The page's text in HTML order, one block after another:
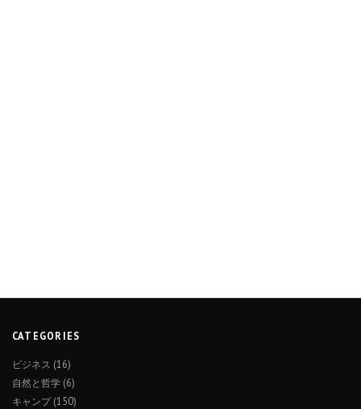
CATEGORIES
ビジネス (16)
自然と哲学 (6)
キャンプ(150)